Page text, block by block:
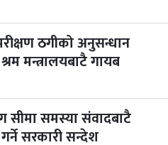
२ महिना बाँकी
३ महिना बाँकी
ठगीको अनुसन्धान
मन्त्रालयबाटै गायब
समस्या संवादबाटै
सरकारी सन्देश